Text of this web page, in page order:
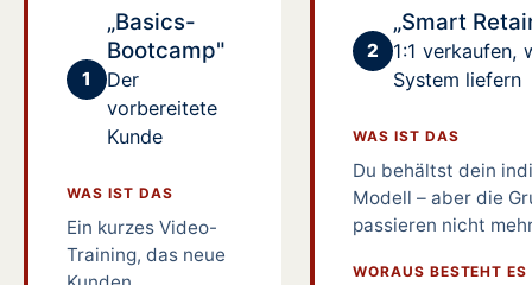
1
„Basics-
Bootcamp"
Der
vorbereitete
Kunde
WAS IST DAS
Ein kurzes Video-
Training, das neue
2
„Smart
1:1 verkaufen,
System liefern
WAS IST DAS
Du behältst dein
Modell – aber die
passieren nicht
WORAUS BESTEHT ES